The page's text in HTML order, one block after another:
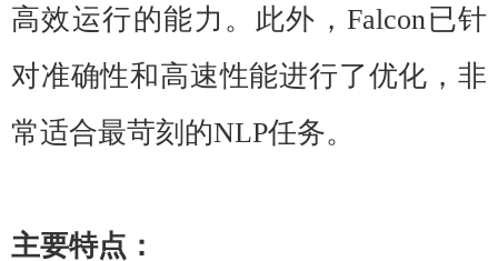
高效运行的能力。此外，Falcon已针
对准确性和高速性能进行了优化，非
常适合最苛刻的NLP任务。
主要特点：